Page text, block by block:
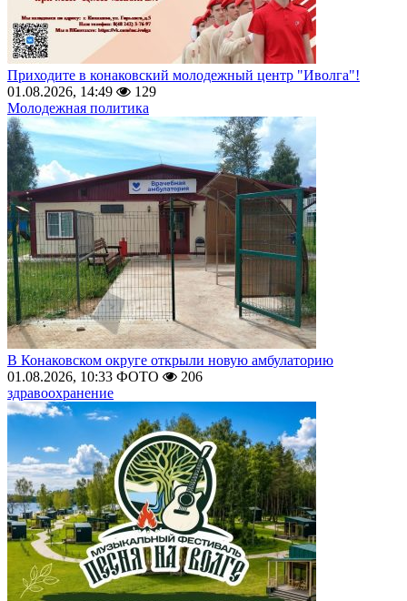
Приходите в конаковский молодежный центр "Иволга"!
01.08.2026, 14:49
129
Молодежная политика
В Конаковском округе открыли новую амбулаторию
01.08.2026, 10:33 ФОТО
206
здравоохранение